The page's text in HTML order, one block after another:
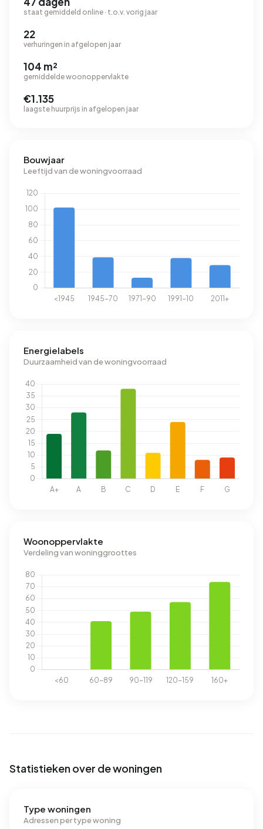
staat gemiddeld online · t.o.v. vorig jaar
22
verhuringen in afgelopen jaar
104 m²
gemiddelde woonoppervlakte
€1.135
laagste huurprijs in afgelopen jaar
Bouwjaar
Leeftijd van de woningvoorraad
Energielabels
Duurzaamheid van de woningvoorraad
Woonoppervlakte
Verdeling van woninggroottes
Statistieken over de woningen
Type woningen
Adressen per type woning